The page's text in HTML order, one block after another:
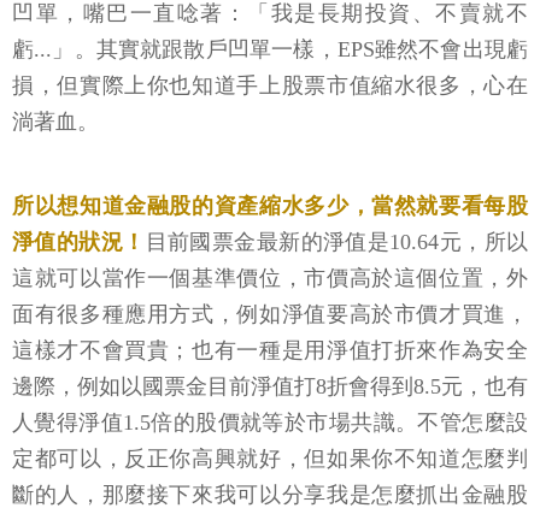
凹單，嘴巴一直唸著：「我是長期投資、不賣就不
虧...」。其實就跟散戶凹單一樣，EPS雖然不會出現虧
損，但實際上你也知道手上股票市值縮水很多，心在
淌著血。
所以想知道金融股的資產縮水多少，當然就要看每股
淨值的狀況！ 目前國票金最新的淨值是10.64元，所以
這就可以當作一個基準價位，市價高於這個位置，外
面有很多種應用方式，例如淨值要高於市價才買進，
這樣才不會買貴；也有一種是用淨值打折來作為安全
邊際，例如以國票金目前淨值打8折會得到8.5元，也有
人覺得淨值1.5倍的股價就等於市場共識。不管怎麼設
定都可以，反正你高興就好，但如果你不知道怎麼判
斷的人，那麼接下來我可以分享我是怎麼抓出金融股